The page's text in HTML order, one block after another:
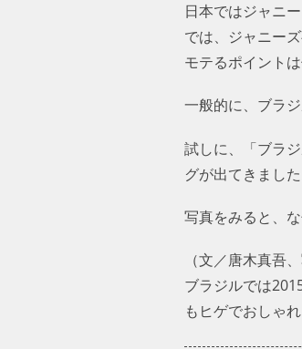
日本ではジャニ
では、ジャニー
モテるポイント
一般的に、ブラ
試しに、「ブラ
グが出てきました
写真をみると、
（文／唐木真吾
ブラジルでは
もヒゲでおしゃ